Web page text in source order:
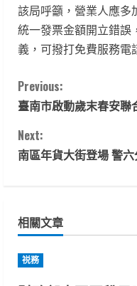
該局呼籲，營業人應多
統一發票金額開立錯誤
義，可撥打免費服務電
C
o
n
i
n
u
Previous:
臺南市啟動歲末春安
Next:
南區年貨大街登場 警
相關文章
祱務